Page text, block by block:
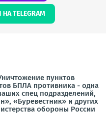
TELEGRAM
пунктов
БПЛА противника - одна
спец подразделений,
«Буревестник» и других
обороны России